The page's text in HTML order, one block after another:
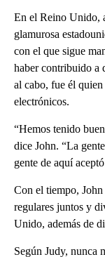
En el Reino Unido,
glamurosa
con el que sigue
haber contribuido a
al cabo, fue él
electrónicos.
“Hemos tenido
dice John. “La
gente de aquí
Con el tiempo,
regulares juntos y
Unido, además de
Según Judy, nunca